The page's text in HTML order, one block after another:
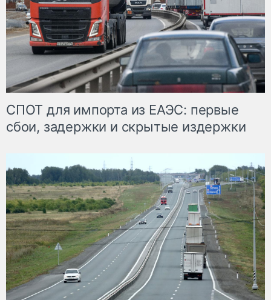
СПОТ для импорта из ЕАЭС: первые
сбои, задержки и скрытые издержки